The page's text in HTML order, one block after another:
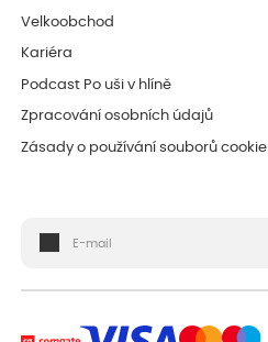
Velkoobchod
Kariéra
Podcast Po uši v hlíně
Zpracování osobních údajů
Zásady o používání souborů cookie